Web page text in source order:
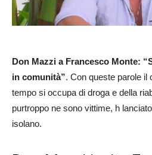
Don Mazzi a Francesco Monte:
in comunità”. Con queste parole il
tempo si occupa di droga e della
purtroppo ne sono vittime, h
isolano.